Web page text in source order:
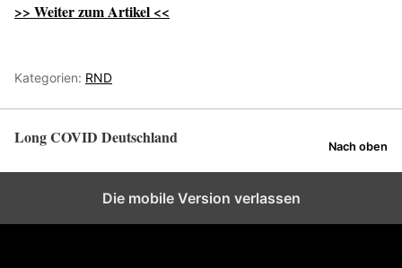
>> Weiter zum Artikel <<
Kategorien: RND
Long COVID Deutschland Nach oben
Die mobile Version verlassen